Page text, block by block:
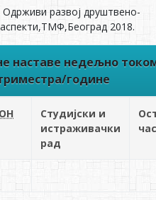
развој друштвено-
2018.
наставе недељно
године
Студијски и
истраживачки
рад